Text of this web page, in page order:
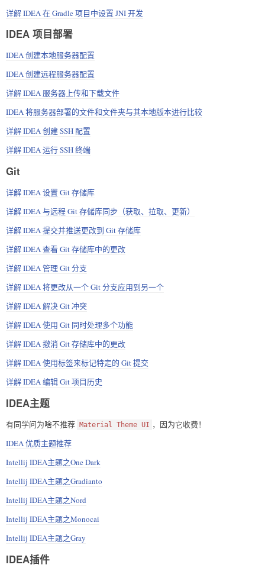
详解 IDEA 在 Gradle 项目中设置 JNI 开发
IDEA 项目部署
IDEA 创建本地服务器配置
IDEA 创建远程服务器配置
详解 IDEA 服务器上传和下载文件
IDEA 将服务器部署的文件和文件夹与其本地版本进行比较
详解 IDEA 创建 SSH 配置
详解 IDEA 运行 SSH 终端
Git
详解 IDEA 设置 Git 存储库
详解 IDEA 与远程 Git 存储库同步（获取、拉取、更新）
详解 IDEA 提交并推送更改到 Git 存储库
详解 IDEA 查看 Git 存储库中的更改
详解 IDEA 管理 Git 分支
详解 IDEA 将更改从一个 Git 分支应用到另一个
详解 IDEA 解决 Git 冲突
详解 IDEA 使用 Git 同时处理多个功能
详解 IDEA 撤消 Git 存储库中的更改
详解 IDEA 使用标签来标记特定的 Git 提交
详解 IDEA 编辑 Git 项目历史
IDEA主题
有同学问为啥不推荐 Material Theme UI ，因为它收费！
IDEA 优质主题推荐
Intellij IDEA主题之One Dark
Intellij IDEA主题之Gradianto
Intellij IDEA主题之Nord
Intellij IDEA主题之Monocai
Intellij IDEA主题之Gray
IDEA插件